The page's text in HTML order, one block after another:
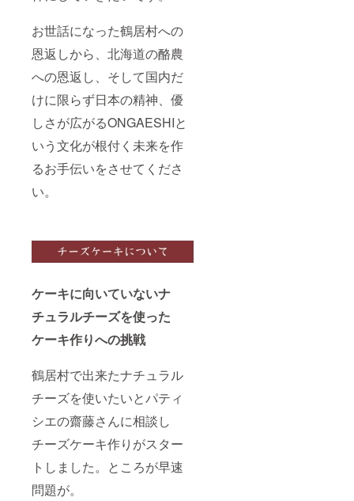
お世話になった鶴居村への
恩返しから、北海道の酪農
への恩返し、そして国内だ
けに限らず日本の精神、優
しさが広がるONGAESHIと
いう文化が根付く未来を作
るお手伝いをさせてくださ
い。
ケーキに向いていないナ
チュラルチーズを使った
ケーキ作りへの挑戦
鶴居村で出来たナチュラル
チーズを使いたいとパティ
シエの齋藤さんに相談し
チーズケーキ作りがスター
トしました。ところが早速
問題が。